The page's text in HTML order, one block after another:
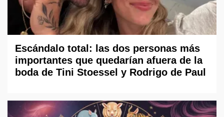
Escándalo total: las dos personas más
importantes que quedarían afuera de la
boda de Tini Stoessel y Rodrigo de Paul